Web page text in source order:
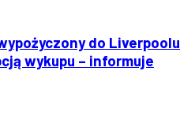
do Liverpoolu
wykupu – informuje